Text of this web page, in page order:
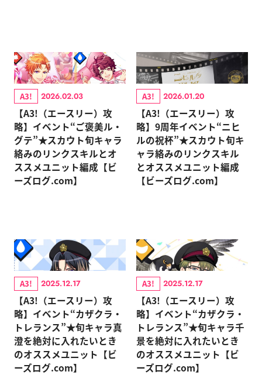
A3! 2026.02.03
【A3!（エースリー）攻
略】イベント“ご褒美ル・
グテ”★スカウト旬キャラ
絡みのリンクスキルとオ
ススメユニット編成【ビ
ーズログ.com】
A3! 2026.01.20
【A3!（エースリー）攻
略】9周年イベント“ニヒ
ルの祝杯”★スカウト旬キ
ャラ絡みのリンクスキル
とオススメユニット編成
【ビーズログ.com】
A3! 2025.12.17
【A3!（エースリー）攻
略】イベント“カザクラ・
トレランス”★旬キャラ真
澄を絶対に入れたいとき
のオススメユニット【ビ
ーズログ.com】
A3! 2025.12.17
【A3!（エースリー）攻
略】イベント“カザクラ・
トレランス”★旬キャラ千
景を絶対に入れたいとき
のオススメユニット【ビ
ーズログ.com】